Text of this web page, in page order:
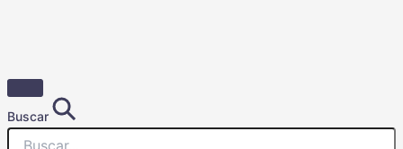
Buscar